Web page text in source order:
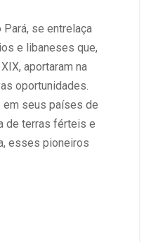
Pará, se entrelaça
e libaneses que,
aportaram na
oportunidades.
seus países de
de terras férteis e
esses pioneiros